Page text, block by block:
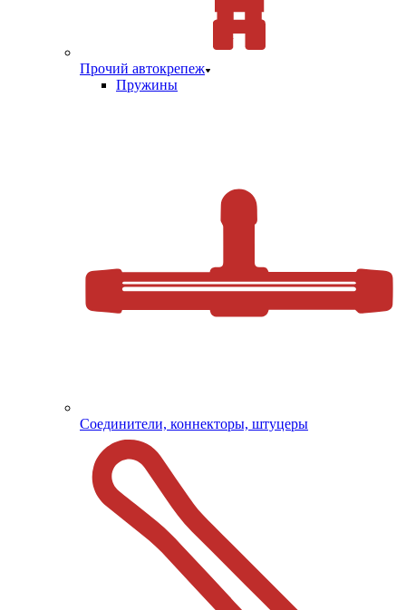
Прочий автокрепеж
Пружины
Соединители, коннекторы, штуцеры